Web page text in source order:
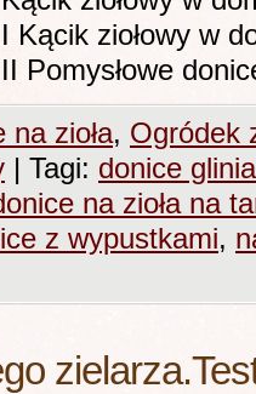
Kącik ziołowy w
Pomysłowe
na zioła, Ogródek
| Tagi: donice
na zioła na
z wypustkami,